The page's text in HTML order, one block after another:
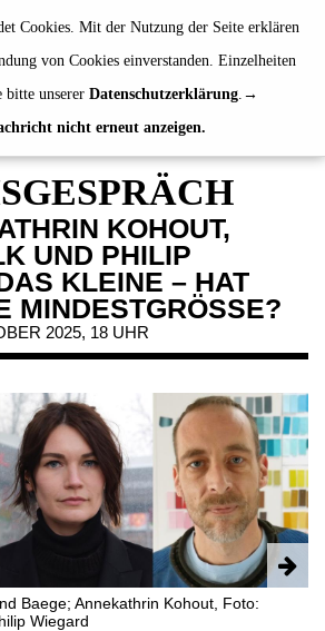
Cookies. Mit der Nutzung der Seite erklären
von Cookies einverstanden. Einzelheiten
bitte unserer Datenschutzerklärung.
nicht erneut anzeigen.
de | en
KOHOUT,
UND PHILIP
KLEINE – HAT
MINDESTGRÖSSE?
2025, 18 UHR
Baege; Annekathrin Kohout, Foto:
Wiegard